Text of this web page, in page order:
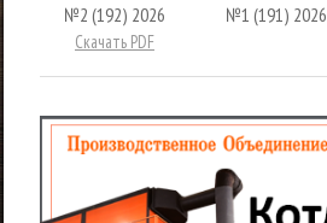
№2 (192) 2026
Скачать PDF
№1 (191) 2026